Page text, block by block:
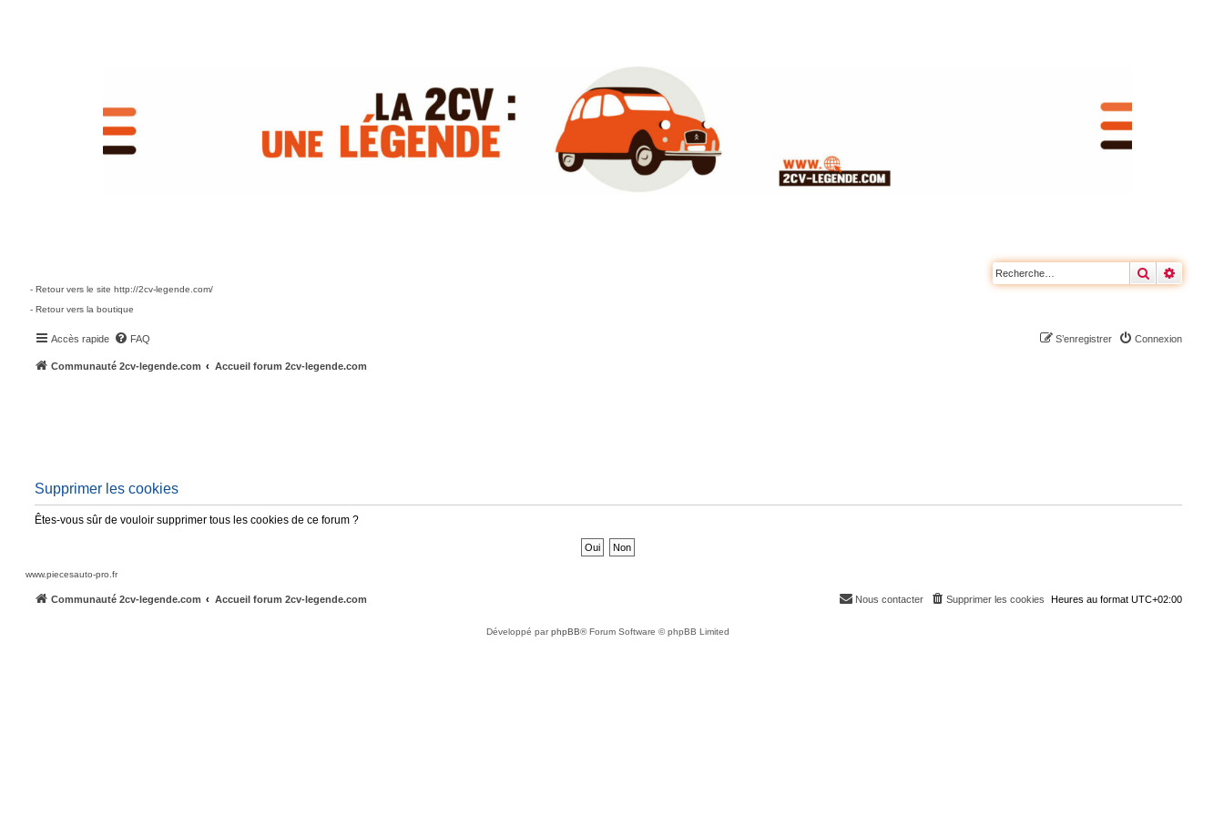
Rechercher
- Retour vers le site http://2cv-legende.com/
- Retour vers la boutique
Accès rapide FAQ Connexion
S’enregistrer
Communauté 2cv-legende.com Accueil forum 2cv-legende.com
Supprimer les cookies
Êtes-vous sûr de vouloir supprimer tous les cookies de ce forum ?
www.piecesauto-pro.fr
Communauté 2cv-legende.com Accueil forum 2cv-legende.com Heures au formatUTC+02:00
Supprimer les cookies
Nous contacter
Développé parphpBB® Forum Software © phpBB Limited